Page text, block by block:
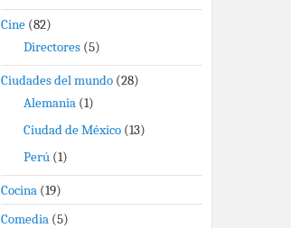
Cine (82)
Directores (5)
Ciudades del mundo (28)
Alemania (1)
Ciudad de México (13)
Perú (1)
Cocina (19)
Comedia (5)